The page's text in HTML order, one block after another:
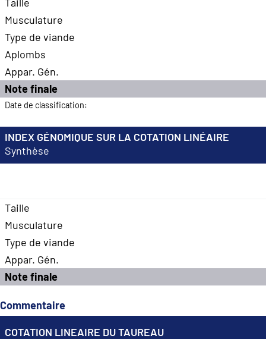
Musculature
Type de viande
Aplombs
Appar. Gén.
Note finale
Date de classification:
INDEX GÉNOMIQUE SUR LA COTATION LINÉAIRE
Synthèse
Taille
Musculature
Type de viande
Appar. Gén.
Note finale
Commentaire
COTATION LINEAIRE DU TAUREAU